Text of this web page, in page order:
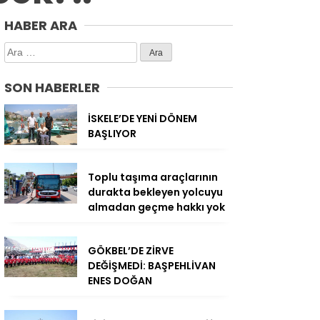
HABER ARA
Arama:
SON HABERLER
İSKELE’DE YENİ DÖNEM
BAŞLIYOR
Toplu taşıma araçlarının
durakta bekleyen yolcuyu
almadan geçme hakkı yok
GÖKBEL’DE ZİRVE
DEĞİŞMEDİ: BAŞPEHLİVAN
ENES DOĞAN